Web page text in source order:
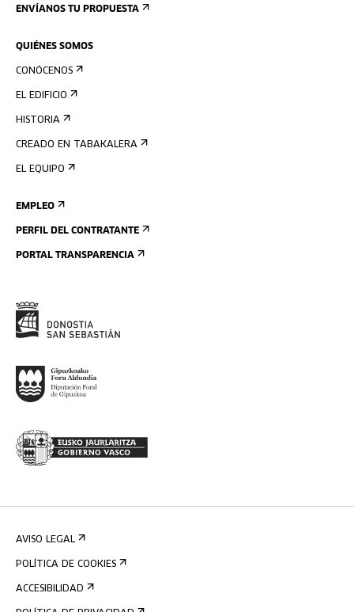
ENVÍANOS TU PROPUESTA
QUIÉNES SOMOS
CONÓCENOS
EL EDIFICIO
HISTORIA
CREADO EN TABAKALERA
EL EQUIPO
EMPLEO
PERFIL DEL CONTRATANTE
PORTAL TRANSPARENCIA
AVISO LEGAL
POLÍTICA DE COOKIES
ACCESIBILIDAD